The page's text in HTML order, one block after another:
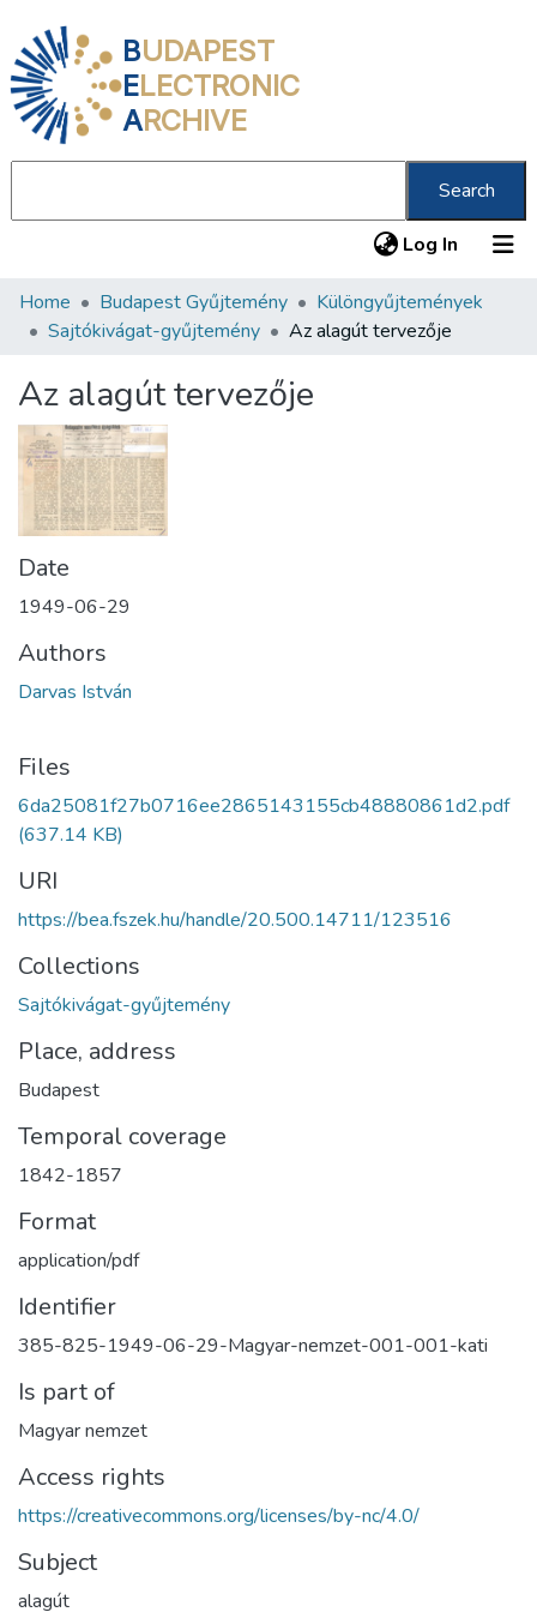
BUDAPEST
ELECTRONIC
ARCHIVE
Search
Log In (current)
Communities & Collections
Statistics
About us
Home Budapest Gyűjtemény
Különgyűjtemények
Sajtókivágat-gyűjtemény
Az alagút tervezője
Az alagút tervezője
Date
1949-06-29
Authors
Darvas István
Files
6da25081f27b0716ee2865143155cb48880861d2.pdf
(637.14 KB)
URI
https://bea.fszek.hu/handle/20.500.14711/123516
Collections
Sajtókivágat-gyűjtemény
Place, address
Budapest
Temporal coverage
1842-1857
Format
application/pdf
Identifier
385-825-1949-06-29-Magyar-nemzet-001-001-kati
Is part of
Magyar nemzet
Access rights
https://creativecommons.org/licenses/by-nc/4.0/
Subject
alagút